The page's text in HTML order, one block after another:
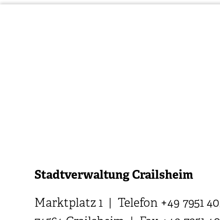
Stadtverwaltung Crailsheim
Marktplatz 1 | Telefon +49 7951